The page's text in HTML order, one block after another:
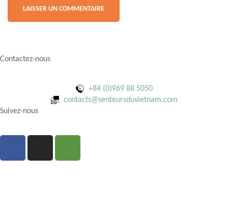
Contactez-nous
+84 (0)969 88 5050
contacts@senteursduvietnam.com
Suivez-nous